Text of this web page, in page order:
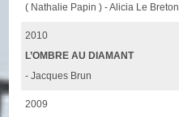
( Nathalie Papin ) - Alicia Le Breton
2010
L’OMBRE AU DIAMANT
- Jacques Brun
2009